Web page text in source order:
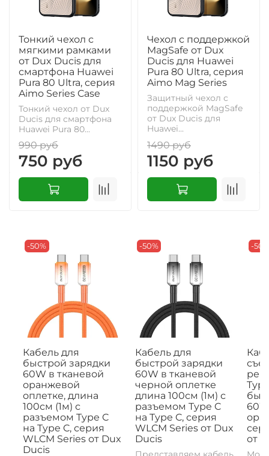
Тонкий чехол с
мягкими рамками
от Dux Ducis для
смартфона Huawei
Pura 80 Ultra, серия
Aimo Series Case
Тонкий чехол от Dux
Ducis для смартфона
Huawei Pura 80...
990 руб
750 руб
Чехол с поддержкой
MagSafe от Dux
Ducis для Huawei
Pura 80 Ultra, серия
Aimo Mag Series
Защитный чехол с
поддержкой MagSafe
от Dux Ducis для
Huawei...
1490 руб
1150 руб
-50%
Кабель для
быстрой зарядки
60W в тканевой
оранжевой
оплетке, длина
100см (1м) с
разъемом Type C
на Type C, серия
WLCM Series от Dux
Ducis
-50%
Кабель для
быстрой зарядки
60W в тканевой
черной оплетке
длина 100см (1м) с
разъемом Type C
на Type C, серия
WLCM Series от Dux
Ducis
-
от